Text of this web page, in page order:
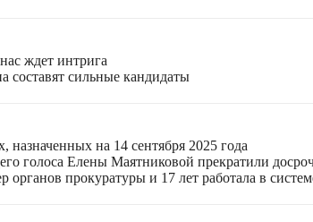
ждет интрига
составят сильные кандидаты
на 14 сентября 2025 года
голоса Елены Маятниковой прекратили
прокуратуры и 17 лет работала в